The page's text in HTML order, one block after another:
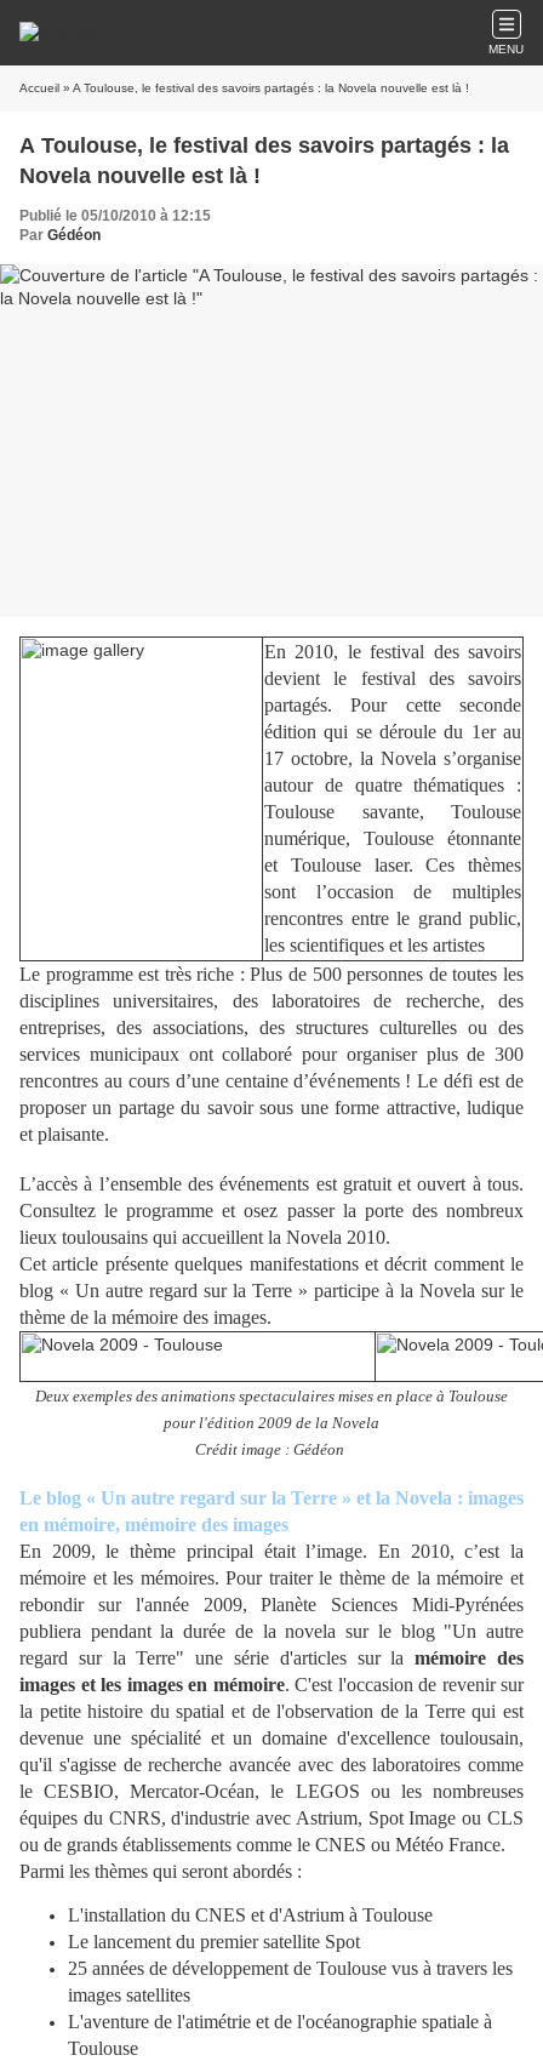
MENU
Accueil » A Toulouse, le festival des savoirs partagés : la Novela nouvelle est là !
A Toulouse, le festival des savoirs partagés : la
Novela nouvelle est là !
Publié le 05/10/2010 à 12:15
Par Gédéon
En 2010, le festival des savoirs
devient le festival des savoirs
partagés. Pour cette seconde
édition qui se déroule du 1er au
17 octobre, la Novela s’organise
autour de quatre thématiques :
Toulouse savante, Toulouse
numérique, Toulouse étonnante
et Toulouse laser.
Ces thèmes
sont l’occasion de multiples
rencontres entre le grand public,
les scientifiques et les artistes
Le programme est très riche : Plus de 500 personnes de toutes les
disciplines universitaires, des laboratoires de recherche, des
entreprises, des associations, des structures culturelles ou des
services municipaux ont collaboré pour organiser plus de 300
rencontres au cours d’une centaine d’événements ! Le défi est de
proposer un partage du savoir sous une forme attractive, ludique
et plaisante.
L’accès à l’ensemble des événements est gratuit et ouvert à tous.
Consultez le programme et osez passer la porte des nombreux
lieux toulousains qui accueillent la Novela 2010.
Cet article présente quelques manifestations et décrit comment le
blog « Un autre regard sur la Terre » participe à la Novela sur le
thème de la mémoire des images.
Deux exemples des animations spectaculaires mises en place à Toulouse
pour l'édition 2009 de la Novela
Crédit image : Gédéon
Le blog « Un autre regard sur la Terre » et la Novela : images
en mémoire, mémoire des images
En 2009, le thème principal était l’image. En 2010, c’est la
mémoire et les mémoires. Pour traiter le thème de la mémoire et
rebondir sur l'année 2009, Planète Sciences Midi-Pyrénées
publiera pendant la durée de la novela sur le blog "Un autre
regard sur la Terre" une série d'articles sur lamémoire des
images et les images en mémoire. C'est l'occasion de revenir sur
la petite histoire du spatial et de l'observation de la Terre qui est
devenue une spécialité et un domaine d'excellence toulousain,
qu'il s'agisse de recherche avancée avec des laboratoires comme
le CESBIO, Mercator-Océan, le LEGOS ou les nombreuses
équipes du CNRS, d'industrie avec Astrium, Spot Image ou CLS
ou de grands établissements comme le CNES ou Météo France.
Parmi les thèmes qui seront abordés :
L'installation du CNES et d'Astrium à Toulouse
Le lancement du premier satellite Spot
25 années de développement de Toulouse vus à travers les
images satellites
L'aventure de l'atimétrie et de l'océanographie spatiale à
Toulouse